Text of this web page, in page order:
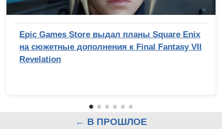
Epic Games Store выдал планы Square Enix
на сюжетные дополнения к Final Fantasy VII
Revelation
← В ПРОШЛОЕ